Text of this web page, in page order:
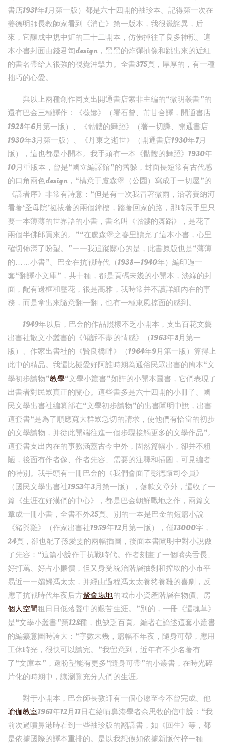
書店1931年1月第一版）都是六十四開的袖珍本。記得第一次在
姜德明師長教師家看到《消亡》第一版本，我很覺詫異，后
來，它釀成中規中矩的三十二開本，仿佛掉往了良多神韻。這
本小書封面由錢君匋design，黑黑的炸彈抽像和跳出來的近紅
的書名帶給人很強的視覺沖擊力。全書375頁，厚厚的，有一種
拙巧的心愛。
與以上兩種創作同支出開通書店索非主編的“微明叢書”的
還有巴金三種譯作：《薇娜》（署石曾、芾甘合譯，開通書店
1928年6月第一版）、《骷髏的舞蹈》（署一切譯、開通書店
1930年3月第一版）、《丹東之逝世》（開通書店1930年7月
版），這也都是小開本。我手頭有一本《骷髏的舞蹈》1930年
10月重版本，曾是“國立編譯館”的舊躲，封面長短常有古代感
的口角兩色design，“構意于盧森堡（公園）寫成于一切屋”的
《譯者序》非常有詩意：“但是有一次我冒著微雨，沿著賽納河
看著‘圣母院’挺拔著的兩個鐘樓，踏著回家的路，那時辰手里只
要一本薄薄的世界語的小書，書名叫《骷髏的舞蹈》，是花了
兩個半佛郎買來的。”“在盧森堡之春里讀完了這本小書，心里
確切佈滿了盼望。”——我追蹤關心的是，此書原版也是“薄薄
的……小書”。巴金在抗戰時代（1938—1940年）編印過一
套“翻譯小文庫”，共十種，都是頁碼未幾的小開本，淡綠的封
面，配有邊框和壓花，很是高雅，我時常并不讀詳細內在的事
務，而是拿出來隨意翻一翻，也有一種東風掠面的感到。
1949年以后，巴金的作品照樣不乏小開本，支出百花文藝
出書社散文小叢書的《傾訴不盡的情感》（1963年8月第一
版）、作家出書社的《賢良橋畔》（1964年9月第一版）算得上
此中的精品。我還比擬愛好阿誰時期為通俗民眾出書的簡本“文
學初步讀物”教學“文學小叢書”如許的小開本圖書，它們表現了
出書者對民眾真正的關心。這些書多是六十四開的小冊子。國
民文學出書社編纂部在“文學初步讀物”的出書闡明中說，出書
這套書“是為了順應寬大群眾急切的請求，使他們有恰當的初步
的文學讀物，并從此開端往進一個步驟接觸更多的文學作品”。
這套書支出內在的事務涵蓋古今中外，固然篇幅小，卻并不粗
陋，後面有作者像、作者先容、需要的注釋和插圖，可見編者
的特別。我手頭有一冊巴金的《我們會面了彭德懷司令員》
（國民文學出書社1953年3月第一版），落款文章外，還收了一
篇《生涯在好漢們的中心》，都是巴金朝鮮戰地之作，兩篇文
章成一冊小書，全書不外25頁。別的一本是巴金的短篇小說
《豬與雞》（作家出書社1959年12月第一版），僅13000字，
24頁，卻也配了孫愛雯的兩幅插圖，後面本書闡明中對小說做
了先容：“這篇小說作于抗戰時代。作者刻畫了一個嘴尖舌長、
好打罵、好占小廉價，但又身受統治階層抽剝和搾取的小市平
易近——孀婦馮太太，并經由過程馮太太養豬養雞的喜劇，反
應了抗戰時代年夜后方聚會場地的城市小資產階層在物價、房
個人空間租日日低落聲中的艱苦生涯。”別的，一冊《還魂草》
是“文學小叢書”第128種，也缺乏百頁。編者在論述這套小叢書
的編纂意圖時誇大：“字數未幾，篇幅不年夜，隨身可帶，應用
工休時光，很快可以讀完。”我留意到，近年有不少名著有
了“文庫本”，還盼望能有更多“隨身可帶”的小叢書，在時光碎
片化的時期中，讓瀏覽充分人們的生涯。
對于小開本，巴金師長教師有一個心愿至今不曾完成。他
瑜伽教室1961年12月11日在給噴鼻港學者余思牧的信中說：“我
前次過噴鼻港時看到一些袖珍版的翻譯書，如《回生》等，都
是依據國際的譯本重排的。是以我想假如依據新版付梓一種